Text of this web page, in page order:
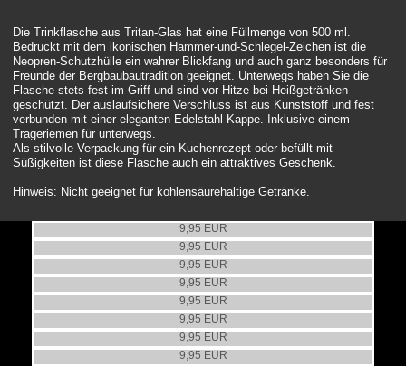
Die Trinkflasche aus Tritan-Glas hat eine Füllmenge von 500 ml.
Bedruckt mit dem ikonischen Hammer-und-Schlegel-Zeichen ist die
Neopren-Schutzhülle ein wahrer Blickfang und auch ganz besonders für
Freunde der Bergbaubautradition geeignet. Unterwegs haben Sie die
Flasche stets fest im Griff und sind vor Hitze bei Heißgetränken
geschützt. Der auslaufsichere Verschluss ist aus Kunststoff und fest
verbunden mit einer eleganten Edelstahl-Kappe. Inklusive einem
Trageriemen für unterwegs.
Als stilvolle Verpackung für ein Kuchenrezept oder befüllt mit
Süßigkeiten ist diese Flasche auch ein attraktives Geschenk.
Hinweis: Nicht geeignet für kohlensäurehaltige Getränke.
9,95 EUR
Frühstücksbrettchen Zollverein Helme
9,95 EUR
Frühstücksbrettchen Zollverein Skyline
9,95 EUR
Frühstücksbrettchen Essen bei Nacht
9,95 EUR
Frühstücksbrettchen Baldeneysee
9,95 EUR
Frühstücksbrettchen Südtribüne
9,95 EUR
Frühstücksbrettchen Westfalenpark
9,95 EUR
Trinkflasche Ruhrsachen
9,95 EUR
Zollverein Trinkflasche